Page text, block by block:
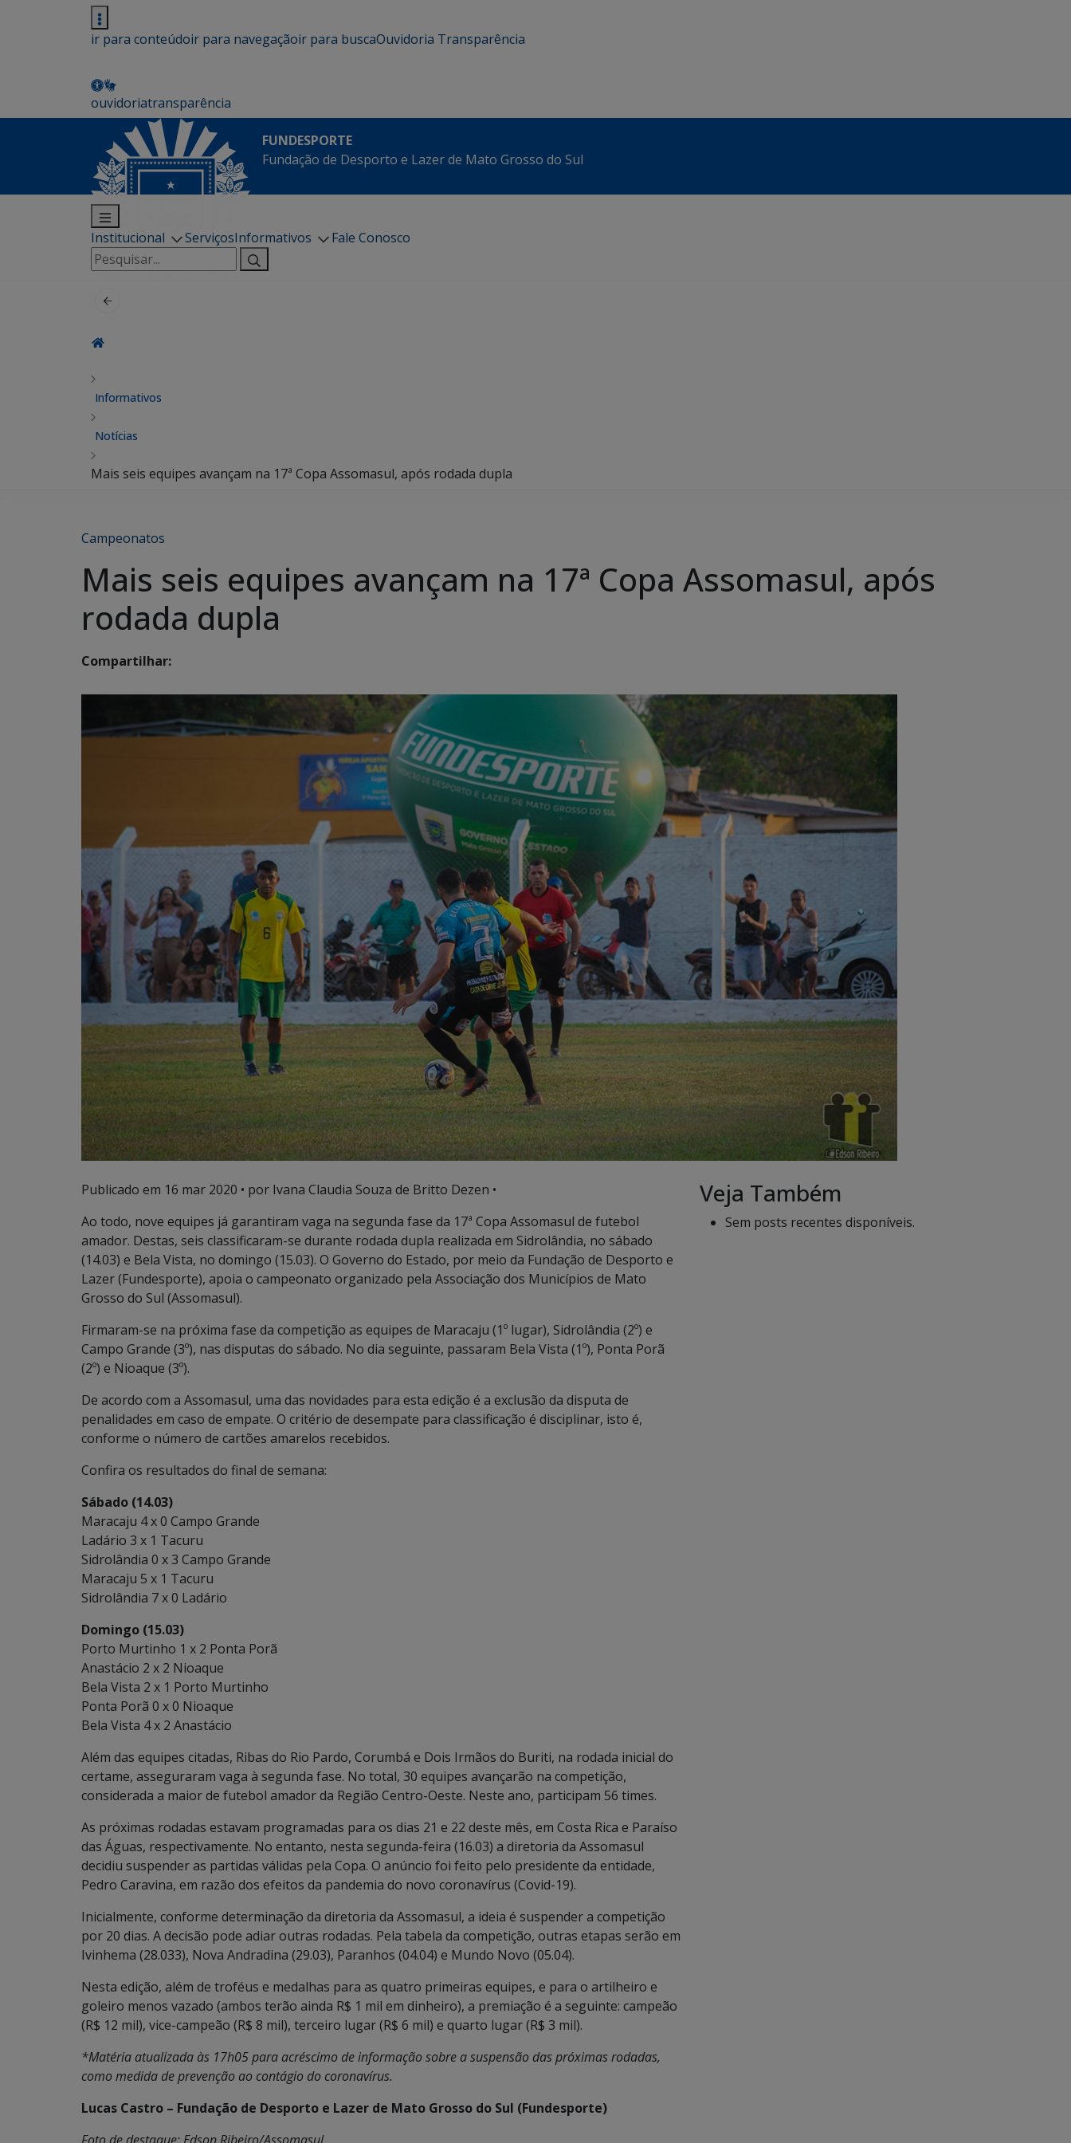
ir para conteúdoir para navegaçãoir para buscaOuvidoria Transparência
ouvidoriatransparência
FUNDESPORTE
Fundação de Desporto e Lazer de Mato Grosso do Sul
Institucional ServiçosInformativos
Fale Conosco
Pesquisar
por:
Informativos
Notícias
Mais seis equipes avançam na 17ª Copa Assomasul, após rodada dupla
Campeonatos
Mais seis equipes avançam na 17ª Copa Assomasul, após
rodada dupla
Compartilhar:
Publicado em 16 mar 2020 • por Ivana Claudia Souza de Britto Dezen •
Ao todo, nove equipes já garantiram vaga na segunda fase da 17ª Copa Assomasul de futebol
amador. Destas, seis classificaram-se durante rodada dupla realizada em Sidrolândia, no sábado
(14.03) e Bela Vista, no domingo (15.03). O Governo do Estado, por meio da Fundação de Desporto e
Lazer (Fundesporte), apoia o campeonato organizado pela Associação dos Municípios de Mato
Grosso do Sul (Assomasul).
Firmaram-se na próxima fase da competição as equipes de Maracaju (1º lugar), Sidrolândia (2º) e
Campo Grande (3º), nas disputas do sábado. No dia seguinte, passaram Bela Vista (1º), Ponta Porã
(2º) e Nioaque (3º).
De acordo com a Assomasul, uma das novidades para esta edição é a exclusão da disputa de
penalidades em caso de empate. O critério de desempate para classificação é disciplinar, isto é,
conforme o número de cartões amarelos recebidos.
Confira os resultados do final de semana:
Sábado (14.03)
Maracaju 4 x 0 Campo Grande
Ladário 3 x 1 Tacuru
Sidrolândia 0 x 3 Campo Grande
Maracaju 5 x 1 Tacuru
Sidrolândia 7 x 0 Ladário
Domingo (15.03)
Porto Murtinho 1 x 2 Ponta Porã
Anastácio 2 x 2 Nioaque
Bela Vista 2 x 1 Porto Murtinho
Ponta Porã 0 x 0 Nioaque
Bela Vista 4 x 2 Anastácio
Além das equipes citadas, Ribas do Rio Pardo, Corumbá e Dois Irmãos do Buriti, na rodada inicial do
certame, asseguraram vaga à segunda fase. No total, 30 equipes avançarão na competição,
considerada a maior de futebol amador da Região Centro-Oeste. Neste ano, participam 56 times.
As próximas rodadas estavam programadas para os dias 21 e 22 deste mês, em Costa Rica e Paraíso
das Águas, respectivamente. No entanto, nesta segunda-feira (16.03) a diretoria da Assomasul
decidiu suspender as partidas válidas pela Copa. O anúncio foi feito pelo presidente da entidade,
Pedro Caravina, em razão dos efeitos da pandemia do novo coronavírus (Covid-19).
Inicialmente, conforme determinação da diretoria da Assomasul, a ideia é suspender a competição
por 20 dias. A decisão pode adiar outras rodadas. Pela tabela da competição, outras etapas serão em
Ivinhema (28.033), Nova Andradina (29.03), Paranhos (04.04) e Mundo Novo (05.04).
Nesta edição, além de troféus e medalhas para as quatro primeiras equipes, e para o artilheiro e
goleiro menos vazado (ambos terão ainda R$ 1 mil em dinheiro), a premiação é a seguinte: campeão
(R$ 12 mil), vice-campeão (R$ 8 mil), terceiro lugar (R$ 6 mil) e quarto lugar (R$ 3 mil).
*Matéria atualizada às 17h05 para acréscimo de informação sobre a suspensão das próximas rodadas,
como medida de prevenção ao contágio do coronavírus.
Lucas Castro – Fundação de Desporto e Lazer de Mato Grosso do Sul (Fundesporte)
Veja Também
Sem posts recentes disponíveis.